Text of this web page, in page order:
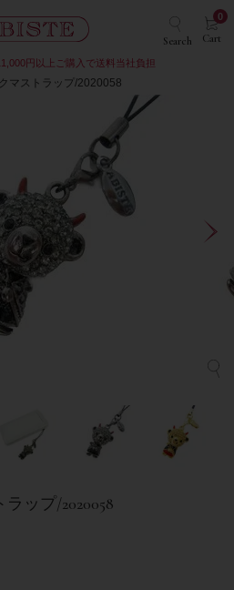
Search Cart
0
円以上ご購入で送料当社負担
マストラップ/2020058
ップ/2020058